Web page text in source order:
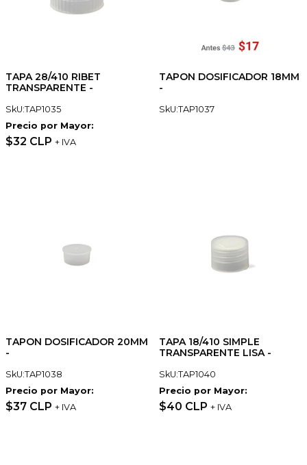
TAPA 28/410 RIBET
TRANSPARENTE -
SkU:TAP1035
Precio por Mayor:
$32 CLP + IVA
TAPON DOSIFICADOR 18MM
-
SkU:TAP1037
TAPON DOSIFICADOR 20MM
-
SkU:TAP1038
Precio por Mayor:
$37 CLP + IVA
TAPA 18/410 SIMPLE
TRANSPARENTE LISA -
SkU:TAP1040
Precio por Mayor:
$40 CLP + IVA